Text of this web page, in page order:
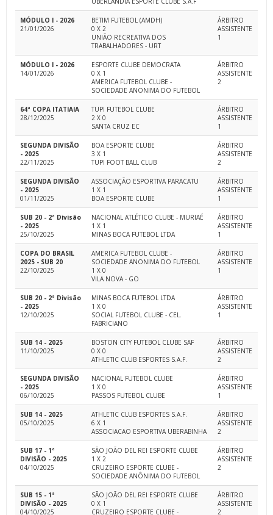
MÓDULO I - 2026
21/01/2026
BETIM FUTEBOL (AMDH)
0 X 2
UNIÃO RECREATIVA DOS
TRABALHADORES - URT
ÁRBITRO
ASSISTENTE
1
MÓDULO I - 2026
14/01/2026
ESPORTE CLUBE DEMOCRATA
0 X 1
AMERICA FUTEBOL CLUBE -
SOCIEDADE ANONIMA DO FUTEBOL
ÁRBITRO
ASSISTENTE
2
64ª COPA ITATIAIA
28/12/2025
TUPI FUTEBOL CLUBE
2 X 0
SANTA CRUZ EC
ÁRBITRO
ASSISTENTE
1
SEGUNDA DIVISÃO
- 2025
22/11/2025
BOA ESPORTE CLUBE
3 X 1
TUPI FOOT BALL CLUB
ÁRBITRO
ASSISTENTE
2
SEGUNDA DIVISÃO
- 2025
01/11/2025
ASSOCIAÇÃO ESPORTIVA PARACATU
1 X 1
BOA ESPORTE CLUBE
ÁRBITRO
ASSISTENTE
1
SUB 20 - 2ª Divisão
- 2025
25/10/2025
NACIONAL ATLÉTICO CLUBE - MURIAÉ
1 X 1
MINAS BOCA FUTEBOL LTDA
ÁRBITRO
ASSISTENTE
1
COPA DO BRASIL
2025 - SUB 20
22/10/2025
AMERICA FUTEBOL CLUBE -
SOCIEDADE ANONIMA DO FUTEBOL
1 X 0
VILA NOVA - GO
ÁRBITRO
ASSISTENTE
1
SUB 20 - 2ª Divisão
- 2025
12/10/2025
MINAS BOCA FUTEBOL LTDA
1 X 0
SOCIAL FUTEBOL CLUBE - CEL.
FABRICIANO
ÁRBITRO
ASSISTENTE
1
SUB 14 - 2025
11/10/2025
BOSTON CITY FUTEBOL CLUBE SAF
0 X 0
ATHLETIC CLUB ESPORTES S.A.F.
ÁRBITRO
ASSISTENTE
2
SEGUNDA DIVISÃO
- 2025
06/10/2025
NACIONAL FUTEBOL CLUBE
1 X 0
PASSOS FUTEBOL CLUBE
ÁRBITRO
ASSISTENTE
1
SUB 14 - 2025
05/10/2025
ATHLETIC CLUB ESPORTES S.A.F.
6 X 1
ASSOCIACAO ESPORTIVA UBERABINHA
ÁRBITRO
ASSISTENTE
2
SUB 17 - 1ª
DIVISÃO - 2025
04/10/2025
SÃO JOÃO DEL REI ESPORTE CLUBE
1 X 2
CRUZEIRO ESPORTE CLUBE -
SOCIEDADE ANÔNIMA DO FUTEBOL
ÁRBITRO
ASSISTENTE
2
SUB 15 - 1ª
DIVISÃO - 2025
04/10/2025
SÃO JOÃO DEL REI ESPORTE CLUBE
0 X 1
CRUZEIRO ESPORTE CLUBE -
ÁRBITRO
ASSISTENTE
2